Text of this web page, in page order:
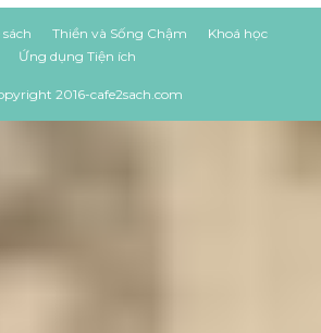
sách Thiền và Sống Chậm
Khoá học
Ứng dụng Tiện ích
2016-cafe2sach.com